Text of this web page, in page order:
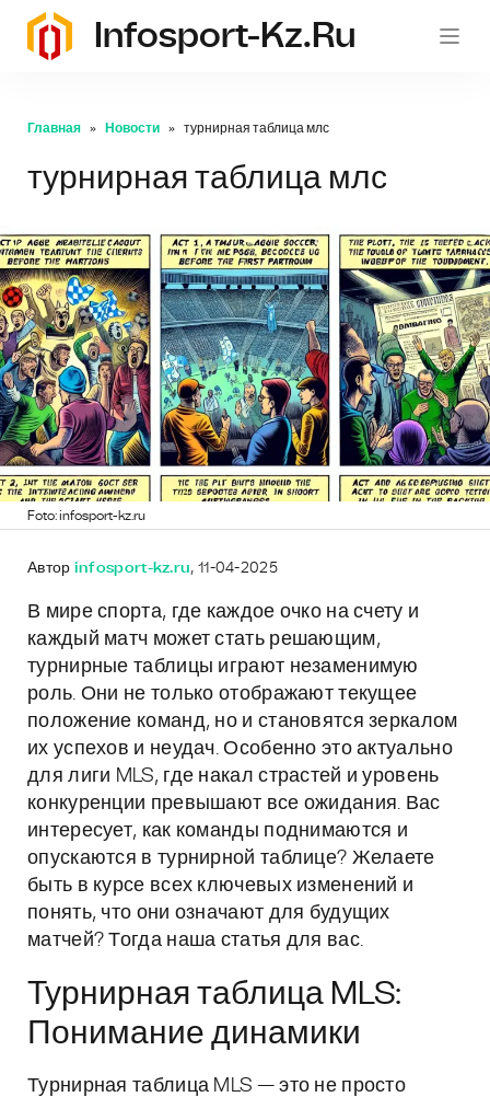
Infosport-Kz.ru
Главная Новости турнирная таблица млс
турнирная таблица млс
Foto: infosport-kz.ru
Автор infosport-kz.ru, 11-04-2025
В мире спорта, где каждое очко на счету и
каждый матч может стать решающим,
турнирные таблицы играют незаменимую
роль. Они не только отображают текущее
положение команд, но и становятся зеркалом
их успехов и неудач. Особенно это актуально
для лиги MLS, где накал страстей и уровень
конкуренции превышают все ожидания. Вас
интересует, как команды поднимаются и
опускаются в турнирной таблице? Желаете
быть в курсе всех ключевых изменений и
понять, что они означают для будущих
матчей? Тогда наша статья для вас.
Турнирная таблица MLS:
Понимание динамики
Турнирная таблица MLS — это не просто